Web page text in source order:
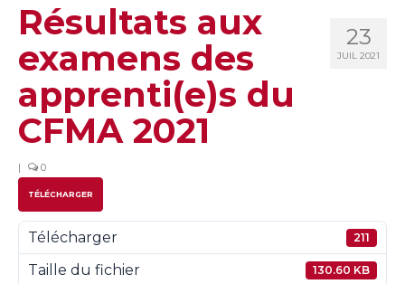
23
JUIL 2021
Résultats aux
examens des
apprenti(e)s du
CFMA 2021
| 0
TÉLÉCHARGER
Télécharger 211
Taille du fichier 130.60 KB